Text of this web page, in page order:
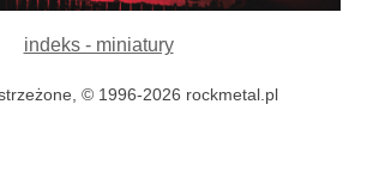
indeks - miniatury
© 1996-2026 rockmetal.pl